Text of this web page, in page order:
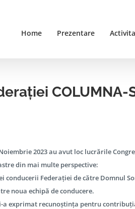
Home Prezentare
COLUMNA-
2023 au avut loc lucrările
din mai multe perspective:
conducerii Federației de către Domnul
noua echipă de conducere.
a exprimat recunoștința pentru